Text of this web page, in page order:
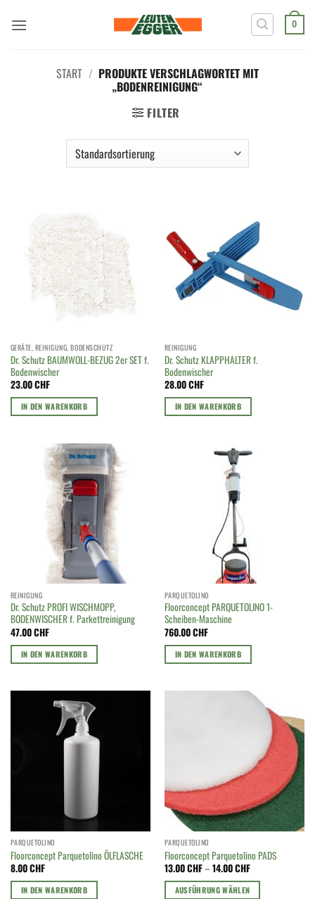
Inhalt
0
START / PRODUKTE VERSCHLAGWORTET MIT
„BODENREINIGUNG“
FILTER
GERÄTE, REINIGUNG, BODENSCHUTZ
Dr. Schutz BAUMWOLL-BEZUG 2er SET f.
Bodenwischer
23.00CHF
IN DEN WARENKORB
REINIGUNG
Dr. Schutz KLAPPHALTER f.
Bodenwischer
28.00CHF
IN DEN WARENKORB
REINIGUNG
Dr. Schutz PROFI WISCHMOPP,
BODENWISCHER f. Parkettreinigung
47.00CHF
IN DEN WARENKORB
PARQUETOLINO
Floorconcept PARQUETOLINO 1-
Scheiben-Maschine
760.00CHF
IN DEN WARENKORB
PARQUETOLINO
Floorconcept Parquetolino ÖLFLASCHE
8.00CHF
IN DEN WARENKORB
PARQUETOLINO
Floorconcept Parquetolino PADS
13.00CHF– 14.00CHFPreisspanne:
bis
14.00 CHF
AUSFÜHRUNG WÄHLEN